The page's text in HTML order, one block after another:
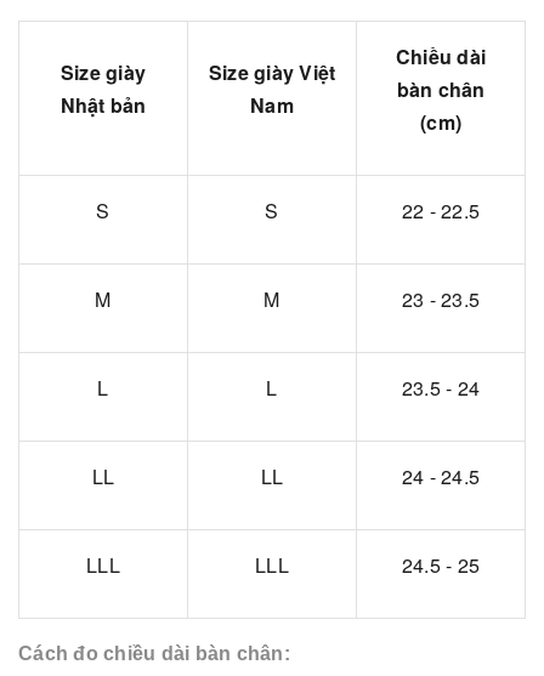
Size giày
Nhật bản
Size giày Việt
Nam
Chiều dài
bàn chân
(cm)
S S 22 - 22.5
M M 23 - 23.5
L L 23.5 - 24
LL LL 24 - 24.5
LLL LLL 24.5 - 25
Cách đo chiều dài bàn chân: